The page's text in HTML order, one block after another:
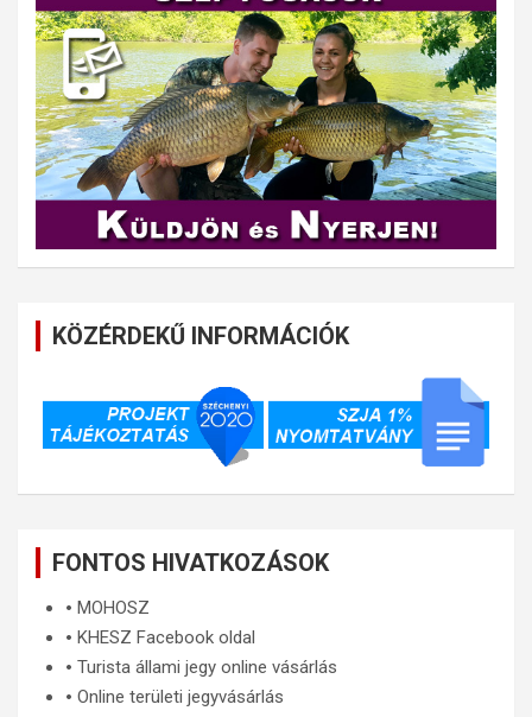
KÖZÉRDEKŰ INFORMÁCIÓK
FONTOS HIVATKOZÁSOK
🞄 MOHOSZ
🞄 KHESZ Facebook oldal
🞄 Turista állami jegy online vásárlás
🞄 Online területi jegyvásárlás